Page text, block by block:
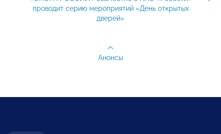
проводит серию мероприятий «День открытых
дверей»
Анонсы